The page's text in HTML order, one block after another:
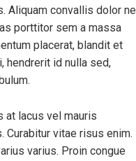
Aliquam convallis dolor
porttitor sem a massa
placerat, blandit et
hendrerit id nulla sed,
at lacus vel mauris
Curabitur vitae risus enim.
varius. Proin congue